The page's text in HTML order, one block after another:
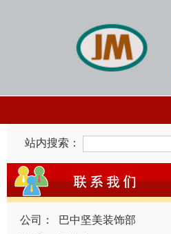
站内搜索：
公司：
巴中坚美装饰部